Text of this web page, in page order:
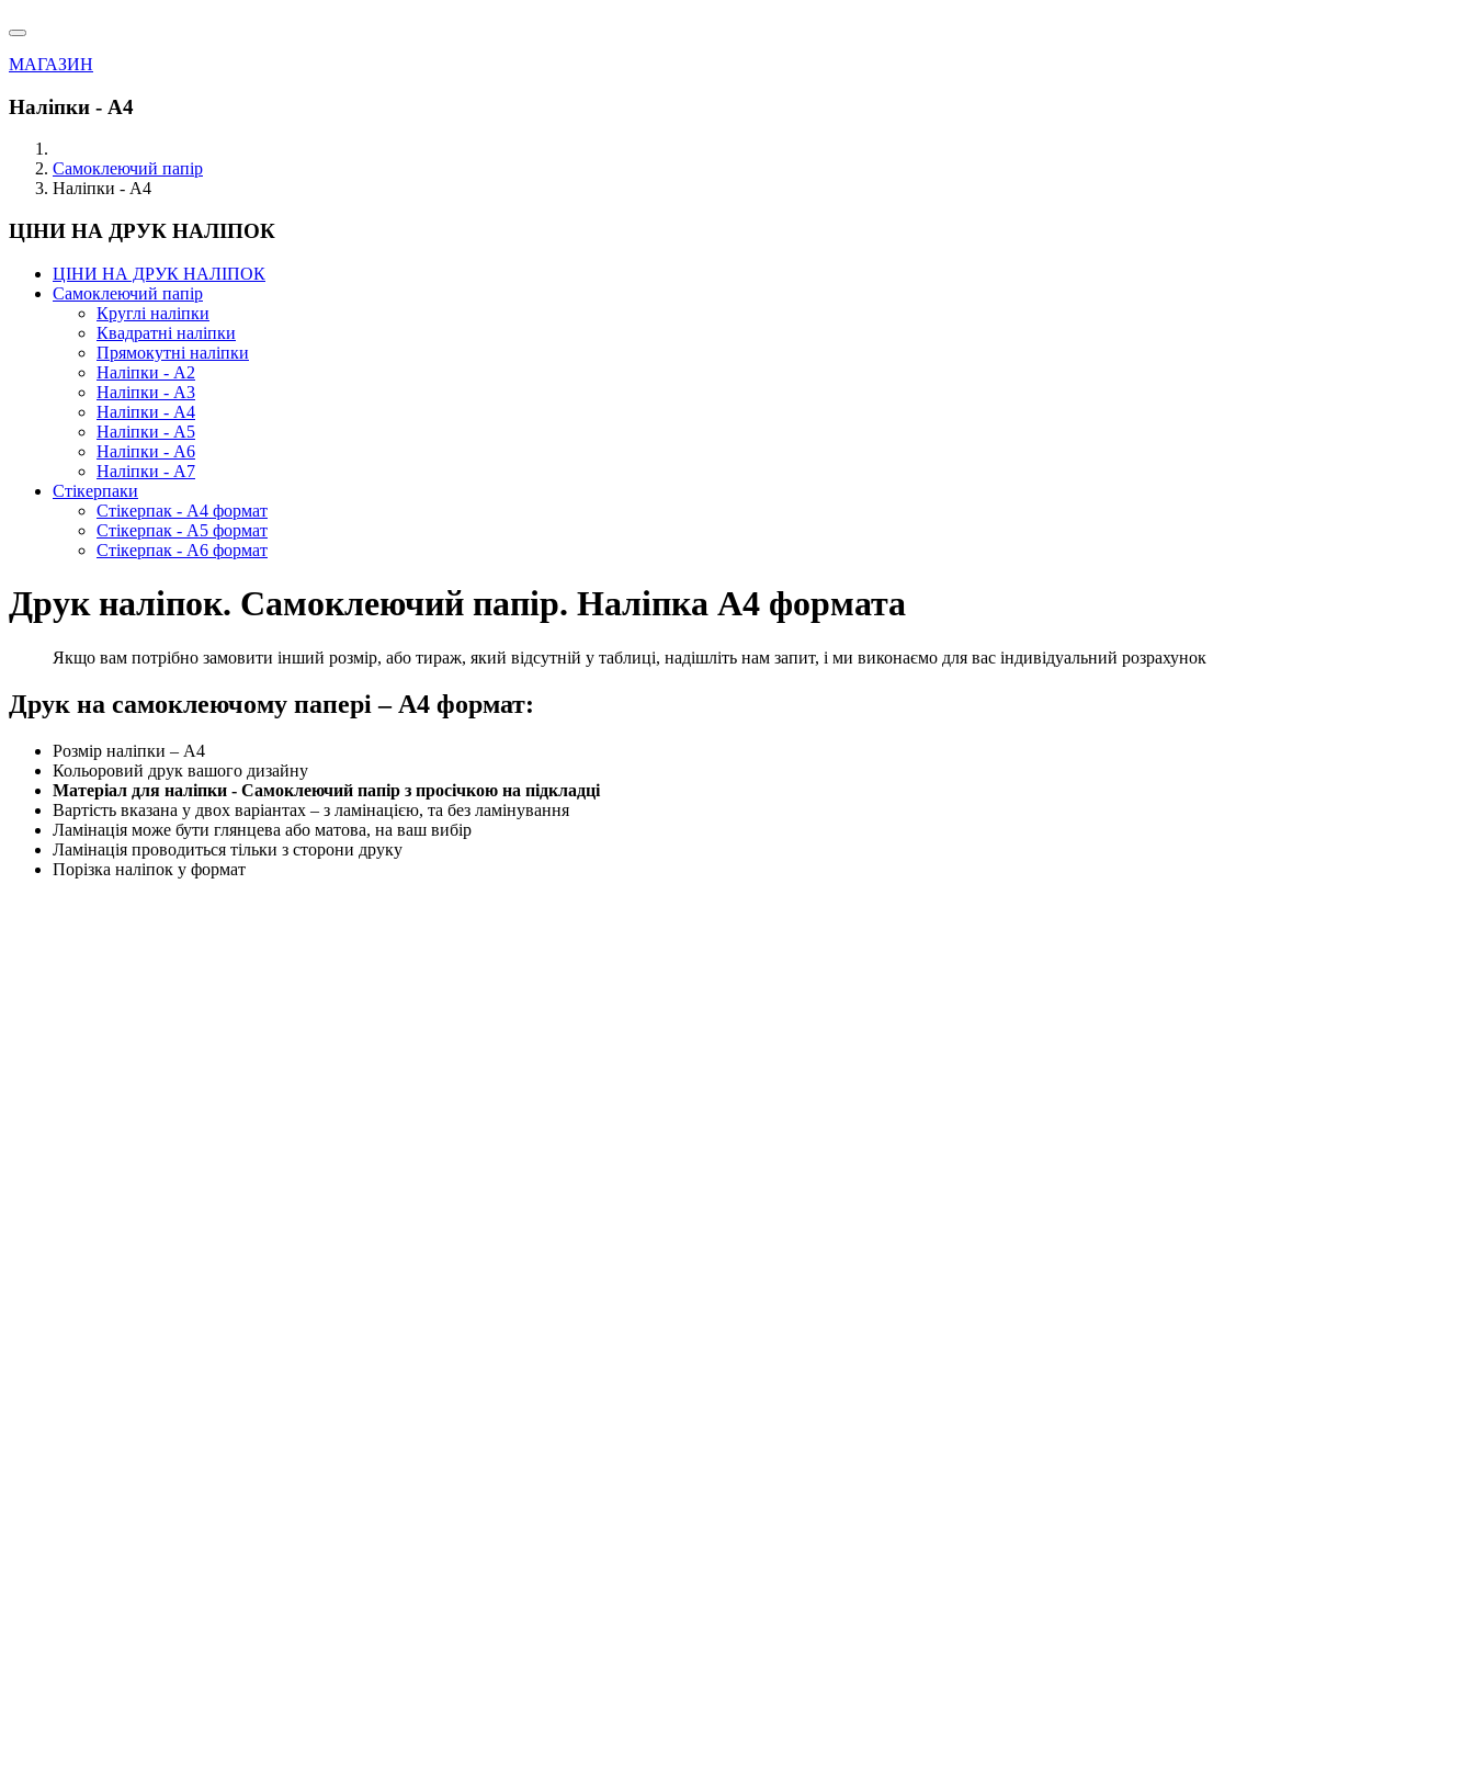
МАГАЗИН
Наліпки - А4
Самоклеючий папір
Наліпки - А4
ЦІНИ НА ДРУК НАЛІПОК
ЦІНИ НА ДРУК НАЛІПОК
Самоклеючий папір
Круглі наліпки
Квадратні наліпки
Прямокутні наліпки
Наліпки - А2
Наліпки - А3
Наліпки - А4
Наліпки - А5
Наліпки - А6
Наліпки - А7
Стікерпаки
Стікерпак - А4 формат
Стікерпак - А5 формат
Стікерпак - А6 формат
Друк наліпок. Самоклеючий папір. Наліпка А4 формата
Якщо вам потрібно замовити інший розмір, або тираж, який відсутній у таблиці, надішліть нам запит, і ми виконаємо для вас індивідуальний розрахунок
Друк на самоклеючому папері – А4 формат:
Розмір наліпки – А4
Кольоровий друк вашого дизайну
Матеріал для наліпки - Самоклеючий папір з просічкою на підкладці
Вартість вказана у двох варіантах – з ламінацією, та без ламінування
Ламінація може бути глянцева або матова, на ваш вибір
Ламінація проводиться тільки з сторони друку
Порізка наліпок у формат